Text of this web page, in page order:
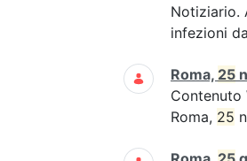
Notiziario.
infezioni
Roma, 25
Contenuto
Roma, 25